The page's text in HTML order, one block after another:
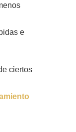
e
ciertos